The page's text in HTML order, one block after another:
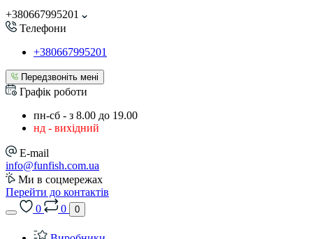
+380667995201
Телефони
+380667995201
Передзвоніть мені
Графік роботи
пн-сб - з 8.00 до 19.00
нд - вихідний
E-mail
info@funfish.com.ua
Ми в соцмережах
Перейти до контактів
0
0 0